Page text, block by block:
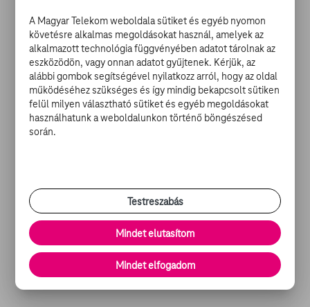
december 20-án biztosan kiderül.
What is love? Is it a quest, or madness?
Watch the trailer for#WildMountainThyme
starring Emily Blunt, Jamie Dornan, Jon
Hamm, and Christopher Walken. Written
and directed by John Patrick Shanley. In
— Wild Mountain Thyme (@WildMtThyme)
November 10, 2020
Úgy néz ki megvan Johnny Depp helyettese
A Magyar Telekom weboldala sütiket és egyéb nyomon
követésre alkalmas megoldásokat használ, amelyek az
alkalmazott technológia függvényében adatot tárolnak az
eszközödön, vagy onnan adatot gyűjtenek. Kérjük, az
alábbi gombok segítségével nyilatkozz arról, hogy az oldal
működéséhez szükséges és így mindig bekapcsolt sütiken
felül milyen választható sütiket és egyéb megoldásokat
használhatunk a weboldalunkon történő böngészésed
során.
Testreszabás
Mindet elutasítom
Mindet elfogadom